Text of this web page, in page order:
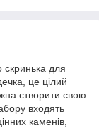
для
це цілий
створити свою
входять
каменів,